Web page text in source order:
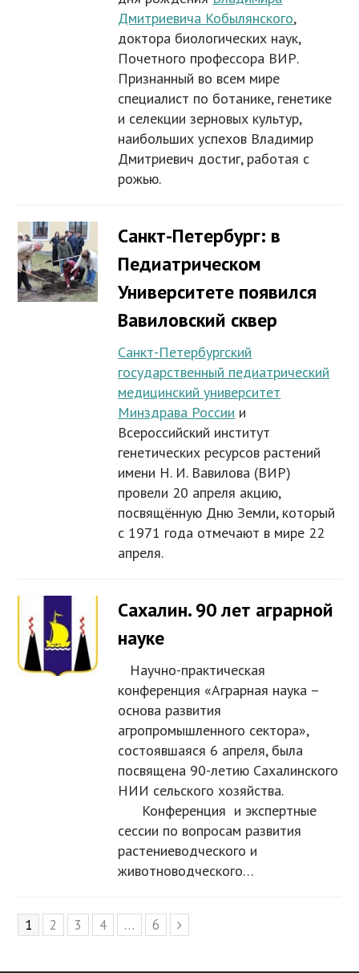
Дмитриевича Кобылянского,
доктора биологических наук,
Почетного профессора ВИР.
Признанный во всем мире
специалист по ботанике, генетике
и селекции зерновых культур,
наибольших успехов Владимир
Дмитриевич достиг, работая с
рожью.
Санкт-Петербург: в
Педиатрическом
Университете появился
Вавиловский сквер
Санкт-Петербургский
государственный педиатрический
медицинский университет
Минздрава России и
Всероссийский институт
генетических ресурсов растений
имени Н. И. Вавилова (ВИР)
провели 20 апреля акцию,
посвящённую Дню Земли, который
с 1971 года отмечают в мире 22
апреля.
Сахалин. 90 лет аграрной
науке
Научно-практическая
конференция «Аграрная наука –
основа развития
агропромышленного сектора»,
состоявшаяся 6 апреля, была
посвящена 90-летию Сахалинского
НИИ сельского хозяйства.
Конференция и экспертные
сессии по вопросам развития
растениеводческого и
животноводческого…
Page
1 Page
2 Page
3 Page
4 … Page
6